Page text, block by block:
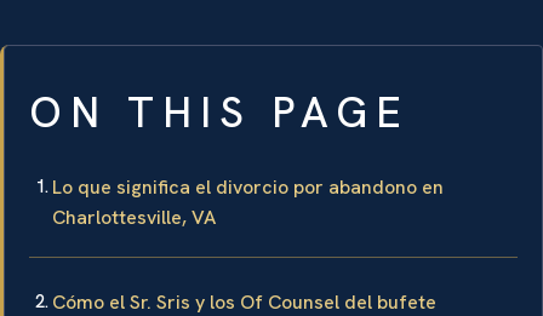
ON THIS PAGE
Lo que significa el divorcio por abandono en
Charlottesville, VA
Cómo el Sr. Sris y los Of Counsel del bufete